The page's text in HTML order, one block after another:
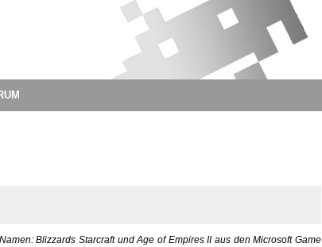
Blizzards Starcraft und Age of Empires II aus den Microsoft Game